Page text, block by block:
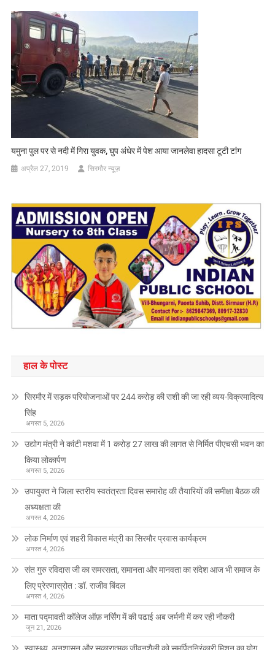
यमुना पुल पर से नदी में गिरा युवक, घुप अंधेर में पेश आया जानलेवा हादसा टूटी टांग
अप्रैल 27, 2019 सिरमौर न्यूज़
हाल के पोस्ट
सिरमौर में सड़क परियोजनाओं पर 244 करोड़ की राशी की जा रही व्यय-विक्रमादित्य
सिंह
अगस्त 5, 2026
उद्योग मंत्री ने कांटी मशवा में 1 करोड़ 27 लाख की लागत से निर्मित पीएचसी भवन का
किया लोकार्पण
अगस्त 5, 2026
उपायुक्त ने जिला स्तरीय स्वतंत्रता दिवस समारोह की तैयारियों की समीक्षा बैठक की
अध्यक्षता की
अगस्त 4, 2026
लोक निर्माण एवं शहरी विकास मंत्री का सिरमौर प्रवास कार्यक्रम
अगस्त 4, 2026
संत गुरु रविदास जी का समरसता, समानता और मानवता का संदेश आज भी समाज के
लिए प्रेरणास्रोत : डॉ. राजीव बिंदल
अगस्त 4, 2026
माता पद्मावती कॉलेज ऑफ़ नर्सिंग में की पढाई अब जर्मनी में कर रही नौकरी
जून 21, 2026